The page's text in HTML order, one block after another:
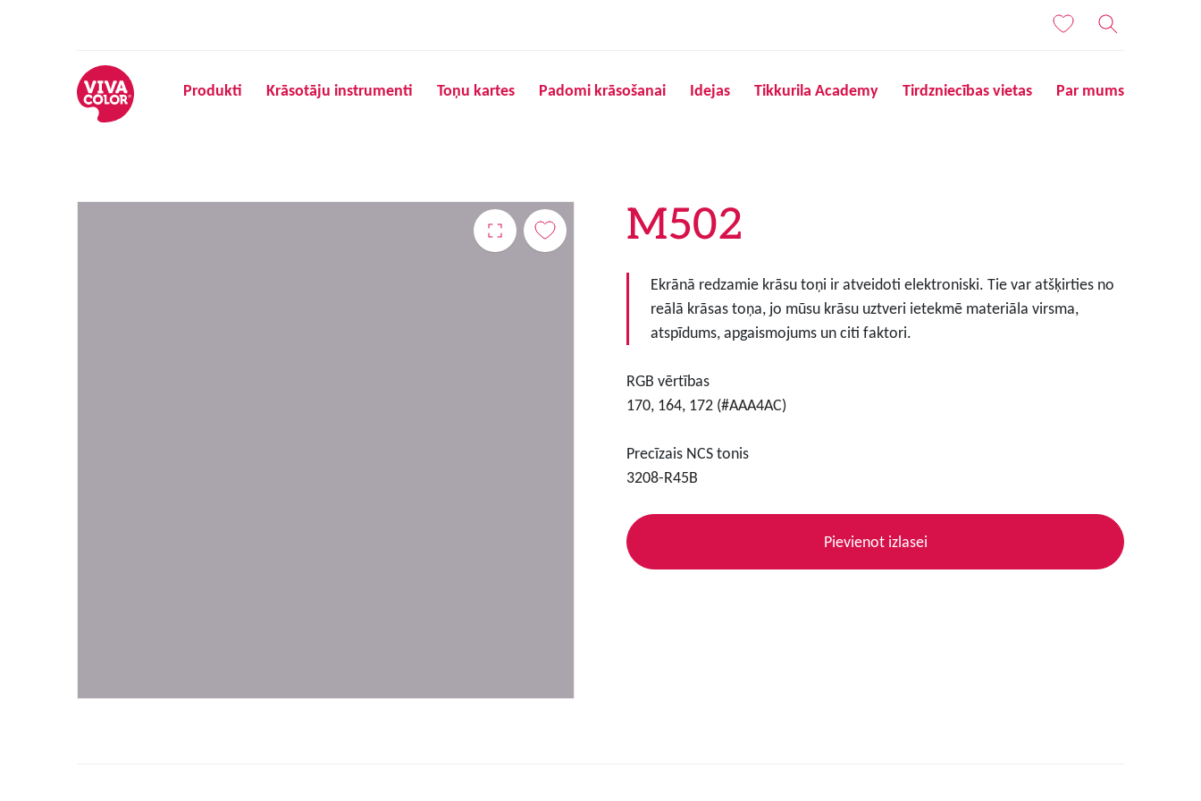
Produkti Krāsotāju instrumenti Toņu kartes Padomi krāsošanai Idejas Tikkurila Academy Tirdzniecības vietas Par mums
M502
Ekrānā redzamie krāsu toņi ir atveidoti elektroniski. Tie var atšķirties no
reālā krāsas toņa, jo mūsu krāsu uztveri ietekmē materiāla virsma,
atspīdums, apgaismojums un citi faktori.
RGB vērtības
170, 164, 172 (#AAA4AC)
Precīzais NCS tonis
3208-R45B
Pievienot izlasei